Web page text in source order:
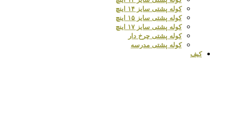
کوله پشتی سایز ۱۴ اینچ
کوله پشتی سایز ۱۵ اینچ
کوله پشتی سایز ۱۷ اینچ
کوله پشتی چرخ دار
کوله پشتی مدرسه
کیف